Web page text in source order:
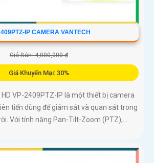
IP CAMERA VANTECH
Giá Bán: 4,000,000 ₫
Giá Khuyến Mại: 30%
VP-2409PTZ-IP là một thiết bị camera
tiến dùng để giám sát và quan sát trong
Với tính năng Pan-Tilt-Zoom (PTZ),...